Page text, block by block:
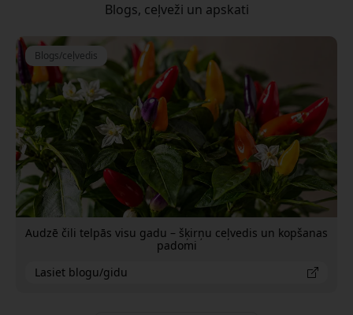
Blogs, ceļveži un apskati
Blogs/ceļvedis
Audzē čili telpās visu gadu – šķirņu ceļvedis un kopšanas
padomi
Lasiet blogu/gidu